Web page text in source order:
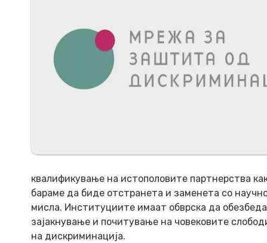
квалификување на истополовите партнерства
бараме да биде отстранета и заменета со
мисла. Институциите имаат обврска да
зајакнување и почитување на човековите
на дискриминација.